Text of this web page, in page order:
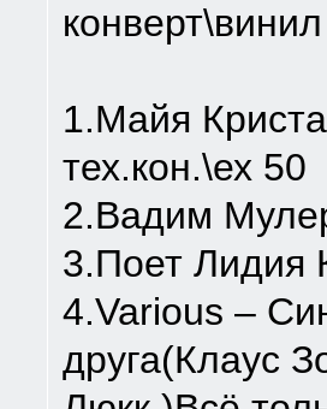
1.Майя
тех.кон.\ех 50
2.Вадим
3.Поет Лидия
4.Various ‎–
друга(Клаус